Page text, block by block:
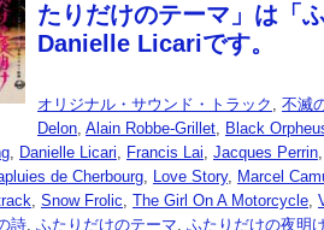
たりだけのテーマ」は「
Danielle Licariです。
オリジナル・サウンド・トラック , 不滅
Delon, Alain Robbe‐Grillet, Black
, Danielle Licari, Francis Lai, Jacques Perrin,
de Cherbourg, Love Story, Marcel
, Snow Frolic, The Girl On A Motorcycle,
詩, ふたりだけのテーマ, ふたりだけの夜明